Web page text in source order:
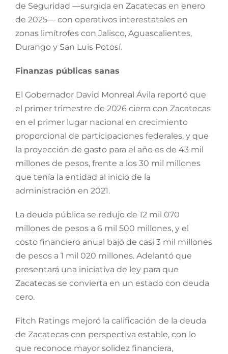
de Seguridad —surgida en Zacatecas en enero
de 2025— con operativos interestatales en
zonas limítrofes con Jalisco, Aguascalientes,
Durango y San Luis Potosí.
Finanzas públicas sanas
El Gobernador David Monreal Ávila reportó que
el primer trimestre de 2026 cierra con Zacatecas
en el primer lugar nacional en crecimiento
proporcional de participaciones federales, y que
la proyección de gasto para el año es de 43 mil
millones de pesos, frente a los 30 mil millones
que tenía la entidad al inicio de la
administración en 2021.
La deuda pública se redujo de 12 mil 070
millones de pesos a 6 mil 500 millones, y el
costo financiero anual bajó de casi 3 mil millones
de pesos a 1 mil 020 millones. Adelantó que
presentará una iniciativa de ley para que
Zacatecas se convierta en un estado con deuda
cero.
Fitch Ratings mejoró la calificación de la deuda
de Zacatecas con perspectiva estable, con lo
que reconoce mayor solidez financiera,